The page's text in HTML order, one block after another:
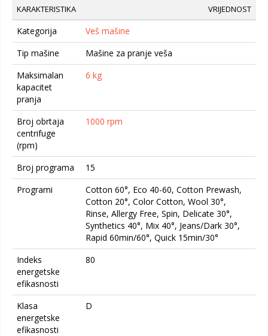
KARAKTERISTIKA VRIJEDNOST
Kategorija
Veš mašine
Tip mašine
Mašine za pranje veša
Maksimalan
kapacitet
pranja
6 kg
Broj obrtaja
centrifuge
(rpm)
1000 rpm
Broj programa
15
Programi
Cotton 60°, Eco 40-60, Cotton Prewash,
Cotton 20°, Color Cotton, Wool 30°,
Rinse, Allergy Free, Spin, Delicate 30°,
Synthetics 40°, Mix 40°, Jeans/Dark 30°,
Rapid 60min/60°, Quick 15min/30°
Indeks
energetske
efikasnosti
80
Klasa
energetske
efikasnosti
D